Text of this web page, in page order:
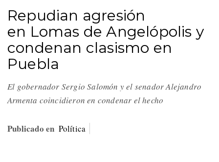
Repudian agresión
en Lomas de Angelópolis y
condenan clasismo en
Puebla
El gobernador Sergio Salomón y el senador Alejandro
Armenta coincidieron en condenar el hecho
Publicado en Política